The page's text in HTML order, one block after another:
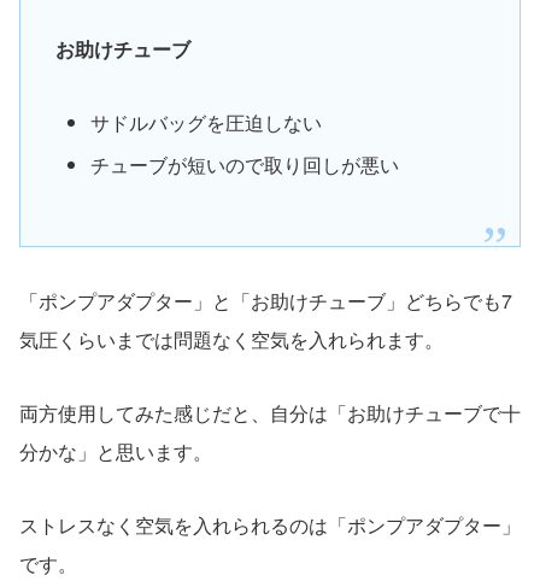
お助けチューブ
サドルバッグを圧迫しない
チューブが短いので取り回しが悪い
「ポンプアダプター」と「お助けチューブ」どちらでも7
気圧くらいまでは問題なく空気を入れられます。
両方使用してみた感じだと、自分は「お助けチューブで十
分かな」と思います。
ストレスなく空気を入れられるのは「ポンプアダプター」
です。